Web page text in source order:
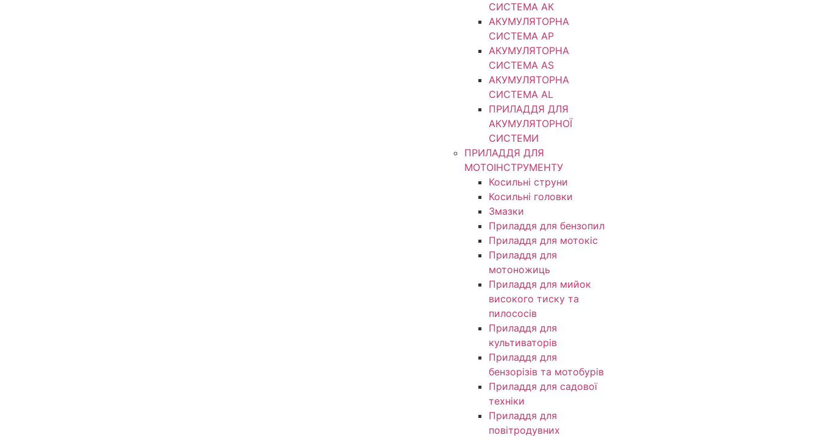
СИСТЕМА АК
АКУМУЛЯТОРНА
СИСТЕМА АР
АКУМУЛЯТОРНА
СИСТЕМА AS
АКУМУЛЯТОРНА
СИСТЕМА AL
ПРИЛАДДЯ ДЛЯ
АКУМУЛЯТОРНОЇ
СИСТЕМИ
ПРИЛАДДЯ ДЛЯ
МОТОІНСТРУМЕНТУ
Косильні струни
Косильні головки
Змазки
Приладдя для бензопил
Приладдя для мотокіс
Приладдя для
мотоножиць
Приладдя для мийок
високого тиску та
пилососів
Приладдя для
культиваторів
Приладдя для
бензорізів та мотобурів
Приладдя для садової
техніки
Приладдя для
повітродувних